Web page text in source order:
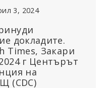
3, 2024
докладите.
Times, Закари
г Центърът
на
(CDC)